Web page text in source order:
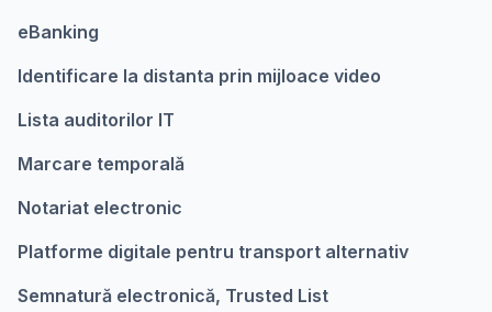
eBanking
Identificare la distanta prin mijloace video
Lista auditorilor IT
Marcare temporalǎ
Notariat electronic
Platforme digitale pentru transport alternativ
Semnatură electronică, Trusted List